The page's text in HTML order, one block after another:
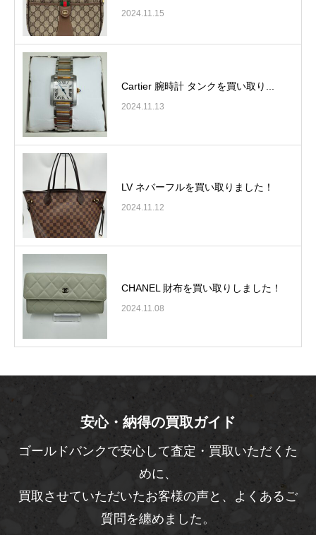
2024.11.15
Cartier 腕時計 タンクを買い取り...
2024.11.13
LV ネバーフルを買い取りました！
2024.11.12
CHANEL 財布を買い取りしました！
2024.11.08
安心・納得の買取ガイド
ゴールドバンクで安心して査定・買取いただくた
めに、
買取させていただいたお客様の声と、よくあるご
質問を纏めました。